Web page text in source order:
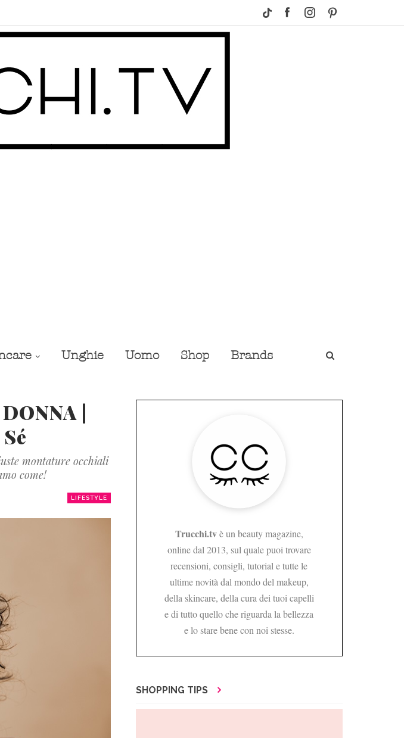
Unghie Uomo Shop Brands
|
montature occhiali
come!
LIFESTYLE
Trucchi.tvè un beauty magazine,
online dal 2013, sul quale puoi trovare
recensioni, consigli, tutorial e tutte le
ultime novità dal mondo del makeup,
della skincare, della cura dei tuoi capelli
e di tutto quello che riguarda la bellezza
e lo stare bene con noi stesse.
SHOPPING TIPS